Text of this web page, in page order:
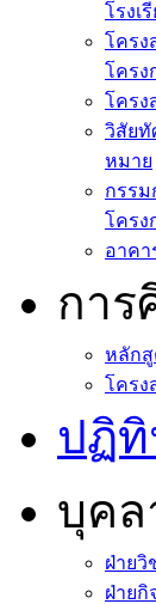
โรงเ
โครง
โครง
โครง
วิสัยทั
หมาย
กรรม
โครง
อาค
การ
หลักสู
โครง
ปฏิทิ
บุคล
ฝ่ายวิ
ฝ่ายกิ